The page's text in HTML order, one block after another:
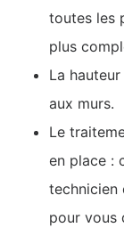
toutes les
plus
La
aux murs.
Le
en place :
technicien
pour vous